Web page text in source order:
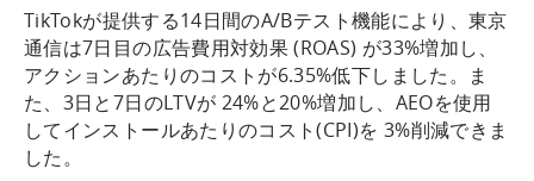
TikTokが提供する14日間のA/Bテスト機能により、東京
通信は7日目の広告費用対効果 (ROAS) が33%増加し、
アクションあたりのコストが6.35%低下しました。ま
た、3日と7日のLTVが 24%と20%増加し、AEOを使用
してインストールあたりのコスト(CPI)を 3%削減できま
した。